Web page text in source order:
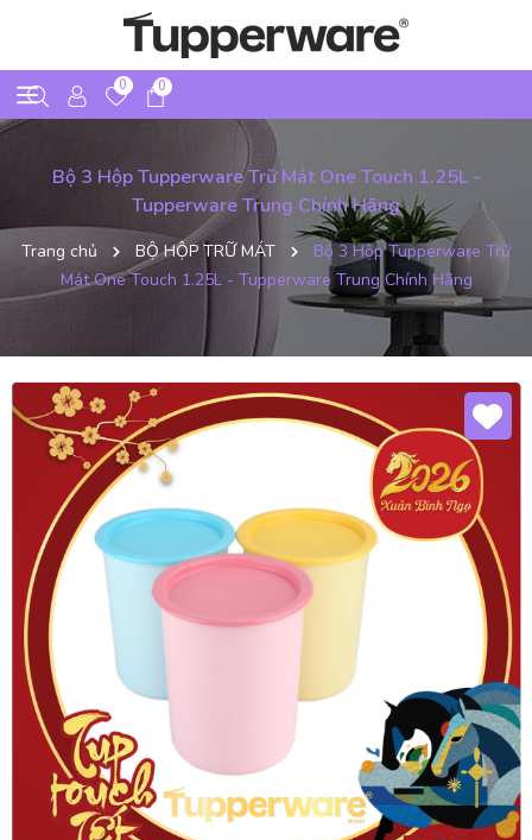
0 0
Bộ 3 Hộp Tupperware Trữ Mát One Touch 1.25L -
Tupperware Trung Chính Hãng
Trang chủ BỘ HỘP TRỮ MÁT
Bộ 3 Hộp Tupperware Trữ
Mát One Touch 1.25L - Tupperware Trung Chính Hãng